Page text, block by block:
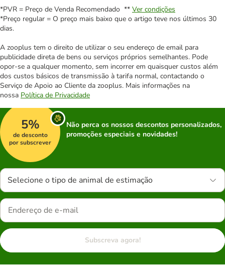
*PVR = Preço de Venda Recomendado ** Ver condições
*Preço regular = O preço mais baixo que o artigo teve nos últimos 30
dias.
A zooplus tem o direito de utilizar o seu endereço de email para
publicidade direta de bens ou serviços próprios semelhantes. Pode
opor-se a qualquer momento, sem incorrer em quaisquer custos além
dos custos básicos de transmissão à tarifa normal, contactando o
Serviço de Apoio ao Cliente da zooplus. Mais informações na
nossa Política de Privacidade
5%
de desconto
por subscrever
Não perca os nossos descontos personalizados,
promoções especiais e novidades!
Selecione o tipo de animal de estimação
Subscreva agora!